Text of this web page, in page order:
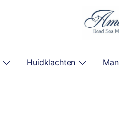
Huidklachten Man